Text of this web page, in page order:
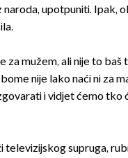
naroda, upotpuniti. Ipak,
za mužem, ali nije to baš
nije lako naći ni za
i vidjet ćemo tko
televizijskog supruga,